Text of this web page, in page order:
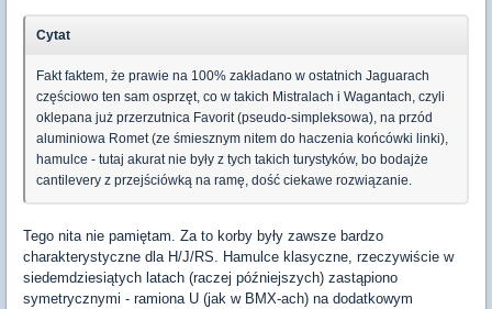
Cytat
Fakt faktem, że prawie na 100% zakładano w ostatnich Jaguarach
częściowo ten sam osprzęt, co w takich Mistralach i Wagantach, czyli
oklepana już przerzutnica Favorit (pseudo-simpleksowa), na przód
aluminiowa Romet (ze śmiesznym nitem do haczenia końcówki linki),
hamulce - tutaj akurat nie były z tych takich turystyków, bo bodajże
cantilevery z przejściówką na ramę, dość ciekawe rozwiązanie.
Tego nita nie pamiętam. Za to korby były zawsze bardzo
charakterystyczne dla H/J/RS. Hamulce klasyczne, rzeczywiście w
siedemdziesiątych latach (raczej późniejszych) zastąpiono
symetrycznymi - ramiona U (jak w BMX-ach) na dodatkowym